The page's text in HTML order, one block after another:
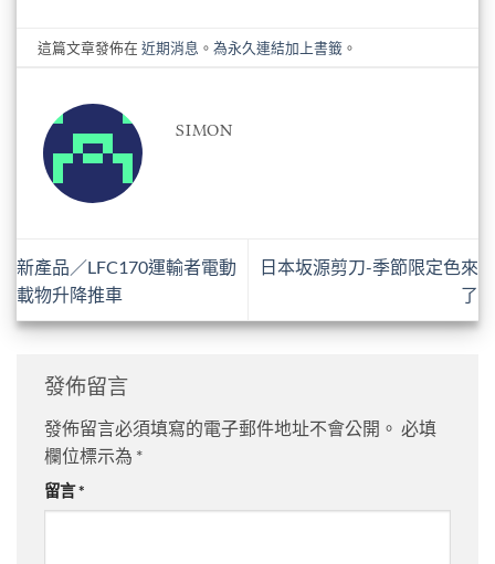
這篇文章發佈在近期消息 。為永久連結加上書籤 。
SIMON
新產品／LFC170運輸者電動
載物升降推車
日本坂源剪刀-季節限定色來
了
發佈留言
發佈留言必須填寫的電子郵件地址不會公開。 必填
欄位標示為 *
留言*